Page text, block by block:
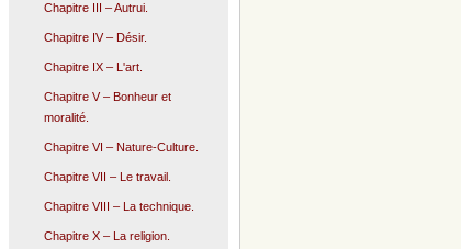
Chapitre III – Autrui.
Chapitre IV – Désir.
Chapitre IX – L'art.
Chapitre V – Bonheur et
moralité.
Chapitre VI – Nature-Culture.
Chapitre VII – Le travail.
Chapitre VIII – La technique.
Chapitre X – La religion.